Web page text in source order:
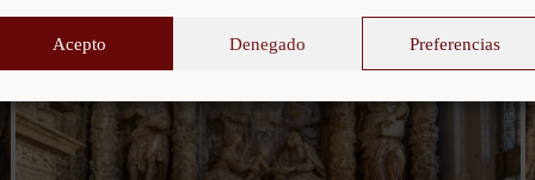
Acepto Denegado Preferencias